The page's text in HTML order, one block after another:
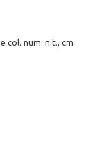
col. num. n.t., cm